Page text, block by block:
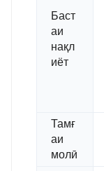
Баст
аи
нақл
иёт
Тамғ
аи
молӣ